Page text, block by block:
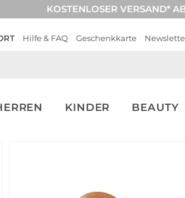
KOSTENLOSER VERSAND*
Hilfe & FAQ Geschenkkarte
KINDER BEAUTY